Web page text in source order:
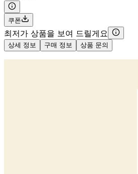
쿠폰
최저가 상품을 보여 드릴게요
상세 정보 구매 정보 상품 문의